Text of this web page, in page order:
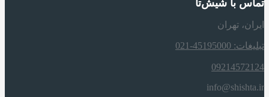
تماس با شیش‌تا
ایران، تهران
تبلیغات: 45195000-021
09214572124
info@shishta.ir